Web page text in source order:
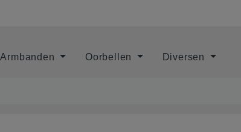
Armbanden Oorbellen Diversen